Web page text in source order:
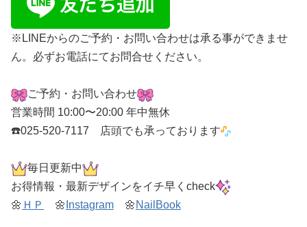
※LINEからのご予約・お問い合わせは承る事ができませ
ん。必ずお電話にてお問合せください。
ご予約・お問い合わせ
営業時間 10:00〜20:00 年中無休
☎️025-520-7117 店頭でも承っております
毎日更新中
お得情報・最新デザインをイチ早くcheck
🌼 ＨＰ 🌼 Instagram 🌼 NailBook